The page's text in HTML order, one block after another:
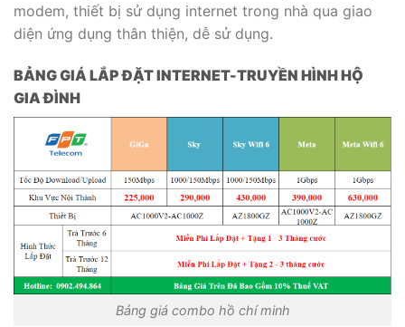
modem, thiết bị sử dụng internet trong nhà qua giao
diện ứng dụng thân thiện, dễ sử dụng.
BẢNG GIÁ LẮP ĐẶT INTERNET-TRUYỀN HÌNH HỘ
GIA ĐÌNH
Bảng giá combo hồ chí minh